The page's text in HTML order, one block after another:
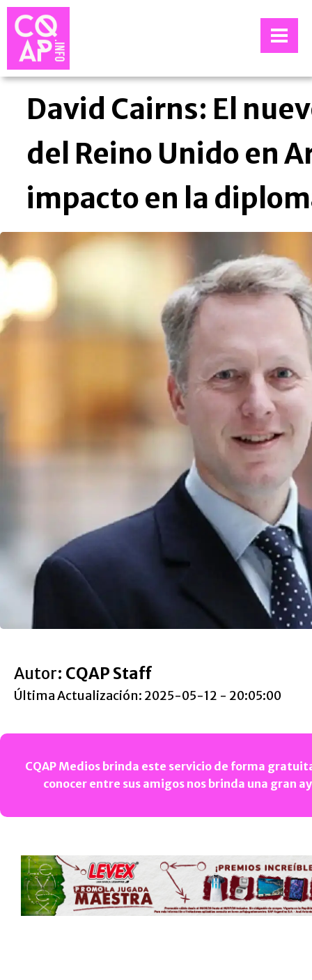
David Cairns: El
del Reino Unido en
impacto en la
Autor: CQAP Staff
Última Actualización: 2025-05-12 - 20:05:00
CQAP Medios brinda este servicio de forma
conocer entre sus amigos nos brinda una gran